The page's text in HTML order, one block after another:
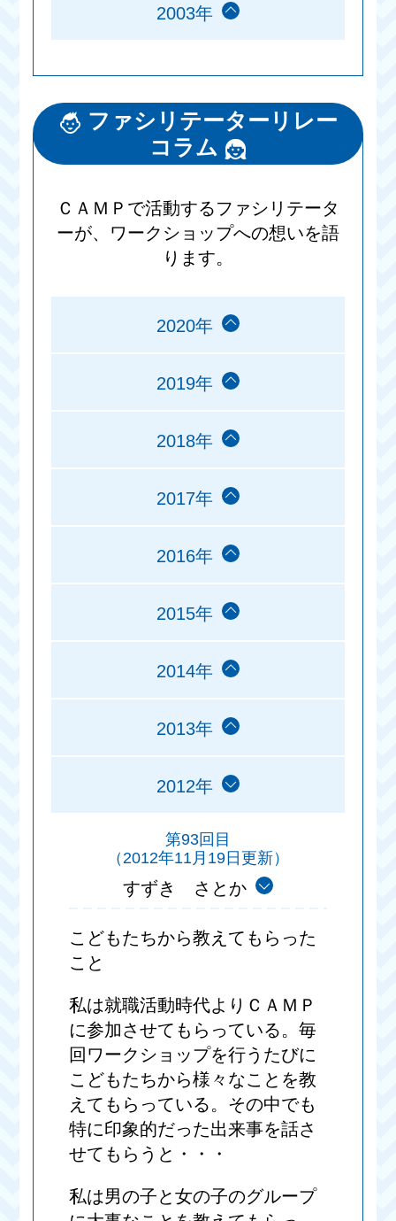
2003年
ファシリテーターリレー
コラム
ＣＡＭＰで活動するファシリテータ
ーが、ワークショップへの想いを語
ります。
2020年
2019年
2018年
2017年
2016年
2015年
2014年
2013年
2012年
第93回目
（2012年11月19日更新）
すずき さとか
こどもたちから教えてもらった
こと
私は就職活動時代よりＣＡＭＰ
に参加させてもらっている。毎
回ワークショップを行うたびに
こどもたちから様々なことを教
えてもらっている。その中でも
特に印象的だった出来事を話さ
せてもらうと・・・
私は男の子と女の子のグループ